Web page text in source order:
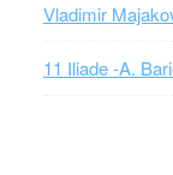
Vladimir
11 Iliade -A.